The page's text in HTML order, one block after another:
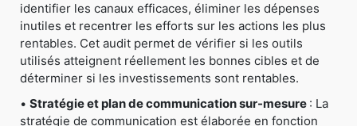
identifier les canaux efficaces, éliminer les dépenses
inutiles et recentrer les efforts sur les actions les plus
rentables. Cet audit permet de vérifier si les outils
utilisés atteignent réellement les bonnes cibles et de
déterminer si les investissements sont rentables.
• Stratégie et plan de communication sur-mesure : La
stratégie de communication est élaborée en fonction